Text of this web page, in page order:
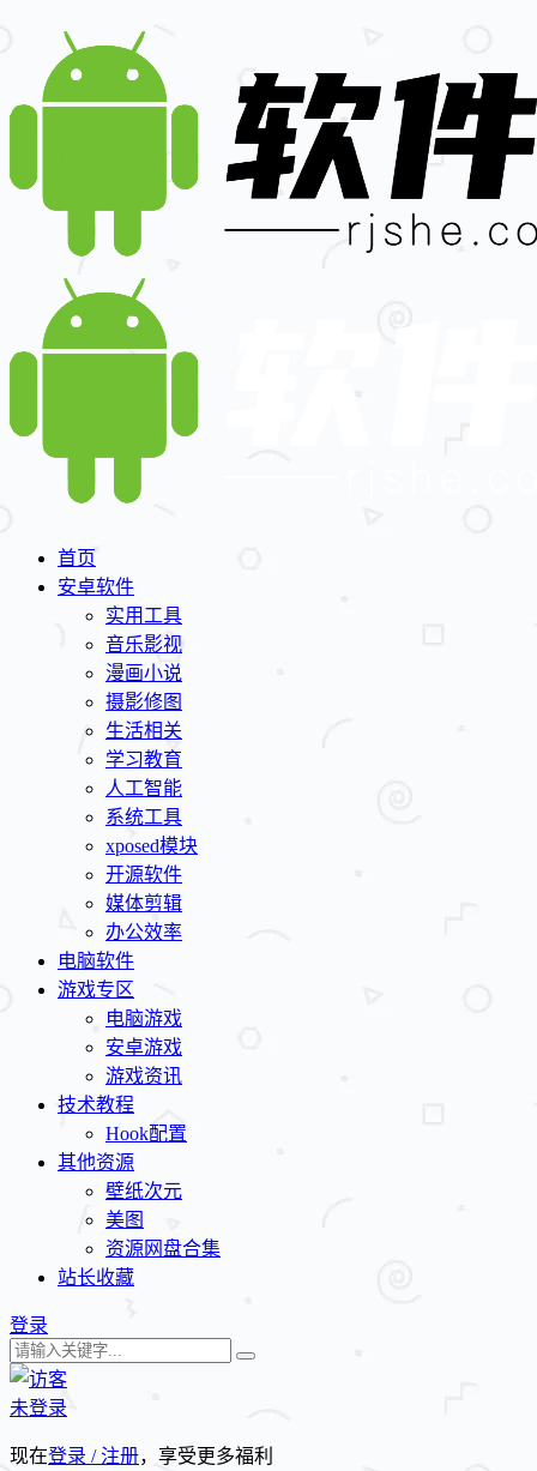
首页
安卓软件
实用工具
音乐影视
漫画小说
摄影修图
生活相关
学习教育
人工智能
系统工具
xposed模块
开源软件
媒体剪辑
办公效率
电脑软件
游戏专区
电脑游戏
安卓游戏
游戏资讯
技术教程
Hook配置
其他资源
壁纸次元
美图
资源网盘合集
站长收藏
登录
未登录
现在登录 / 注册，享受更多福利